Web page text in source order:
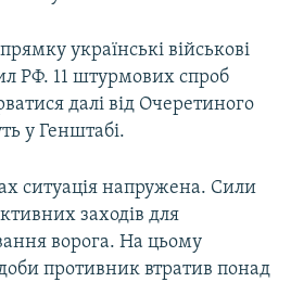
українські військові
РФ. 11 штурмових спроб
далі від Очеретиного
у Генштабі.
ситуація напружена. Сили
заходів для
ворога. На цьому
противник втратив понад